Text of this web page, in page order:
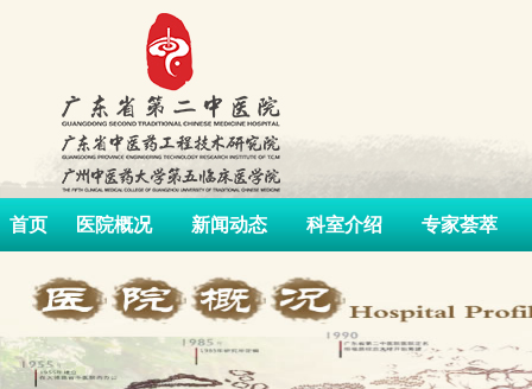
首页 医院概况 新闻动态 科室介绍 专家荟萃